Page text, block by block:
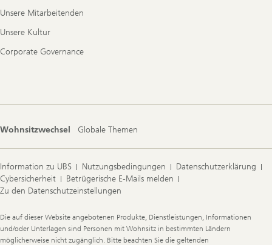
Unsere Mitarbeitenden
Unsere Kultur
Corporate Governance
Wohnsitzwechsel Globale Themen
Information zu UBS Nutzungsbedingungen
Datenschutzerklärung
Cybersicherheit
Betrügerische E-Mails melden
Zu den Datenschutzeinstellungen
Legal
Information
Die auf dieser Website angebotenen Produkte, Dienstleistungen, Informationen
und/oder Unterlagen sind Personen mit Wohnsitz in bestimmten Ländern
möglicherweise nicht zugänglich. Bitte beachten Sie die geltenden